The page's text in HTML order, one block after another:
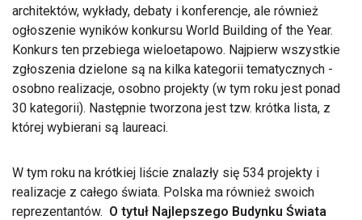
architektów, wykłady, debaty i konferencje, ale również
ogłoszenie wyników konkursu World Building of the Year.
Konkurs ten przebiega wieloetapowo. Najpierw wszystkie
zgłoszenia dzielone są na kilka kategorii tematycznych -
osobno realizacje, osobno projekty (w tym roku jest ponad
30 kategorii). Następnie tworzona jest tzw. krótka lista, z
której wybierani są laureaci.
W tym roku na krótkiej liście znalazły się 534 projekty i
realizacje z całego świata. Polska ma również swoich
reprezentantów. O tytuł Najlepszego Budynku Świata